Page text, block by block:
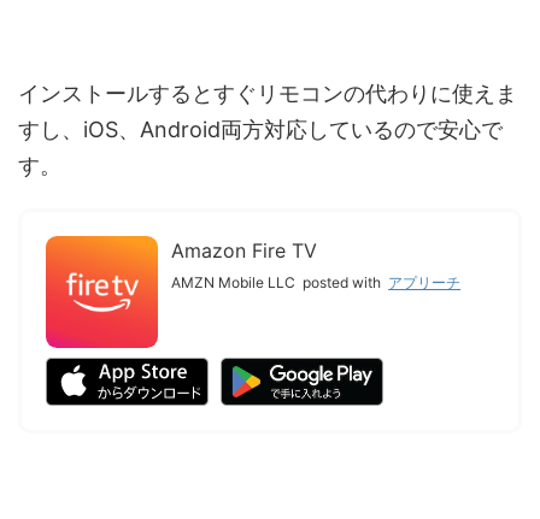
インストールするとすぐリモコンの代わりに使えま
すし、iOS、Android両方対応しているので安心で
す。
Amazon Fire TV
AMZN Mobile LLC posted with アプリーチ